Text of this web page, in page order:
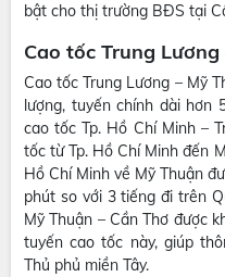
bật cho thị trường BĐS tại
Cao tốc Trung Lương
Cao tốc Trung Lương – Mỹ
lượng, tuyến chính dài hơn
cao tốc Tp. Hồ Chí Minh –
tốc từ Tp. Hồ Chí Minh đến
Hồ Chí Minh về Mỹ Thuận
phút so với 3 tiếng đi trên
Mỹ Thuận – Cần Thơ được
tuyến cao tốc này, giúp
Thủ phủ miền Tây.